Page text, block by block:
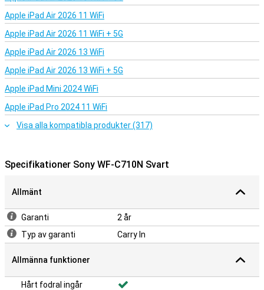
Apple iPad Air 2026 11 WiFi
Apple iPad Air 2026 11 WiFi + 5G
Apple iPad Air 2026 13 WiFi
Apple iPad Air 2026 13 WiFi + 5G
Apple iPad Mini 2024 WiFi
Apple iPad Pro 2024 11 WiFi
Visa alla kompatibla produkter (317)
Specifikationer Sony WF-C710N Svart
Allmänt
Garanti
2 år
Typ av garanti
Carry In
Allmänna funktioner
Hårt fodral ingår